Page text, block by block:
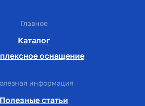
Главное
Каталог
оснащение
информация
Полезные статьи